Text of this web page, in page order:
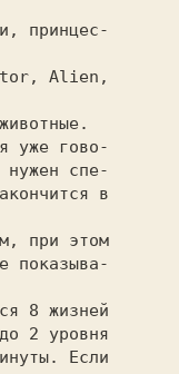
принцес-
Alien,
уже гово-
спе-
показыва-
2 уровня
Если